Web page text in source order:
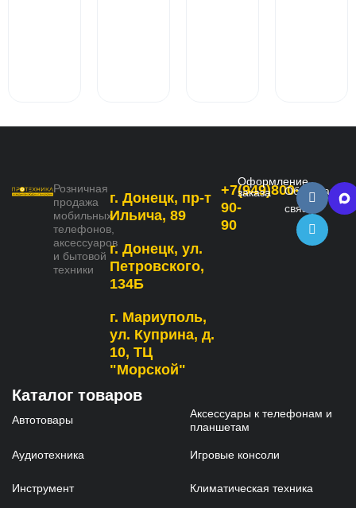
Розничная
продажа
мобильных
телефонов,
аксессуаров
и бытовой
техники
г. Донецк, пр-т
Ильича, 89
г. Донецк, ул.
Петровского,
134Б
г. Мариуполь,
ул. Куприна, д.
10, ТЦ
"Морской"
+7(949)800-
90-
90
Оформление
заказа
Обратная
связь
Каталог товаров
Автотовары
Аксессуары к телефонам и
планшетам
Аудиотехника Игровые консоли
Инструмент Климатическая техника